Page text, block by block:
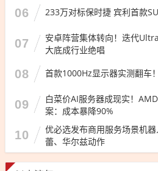
06 233万对标保时捷 宾利首款
07
安卓阵营集体转向！迭代
大底成行业绝唱
08 首款1000Hz显示器实测翻车
09
白菜价AI服务器成现实！
案：成本暴降90%
10
优必选发布商用服务场景机
蕾、华尔兹动作